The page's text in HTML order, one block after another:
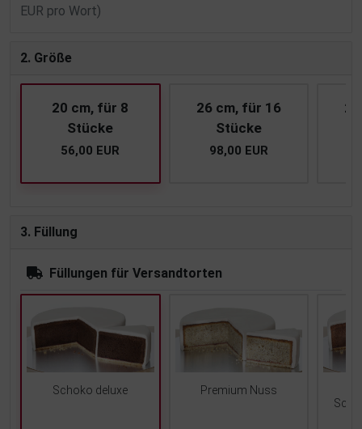
EUR pro Wort)
2. Größe
20 cm, für 8
Stücke
56,00 EUR
26 cm, für 16
Stücke
98,00 EUR
3. Füllung
Füllungen für Versandtorten
Schoko deluxe
Premium Nuss